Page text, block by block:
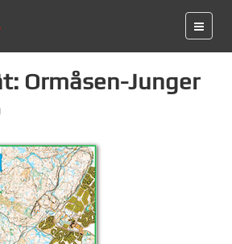
Ormåsen-Junger